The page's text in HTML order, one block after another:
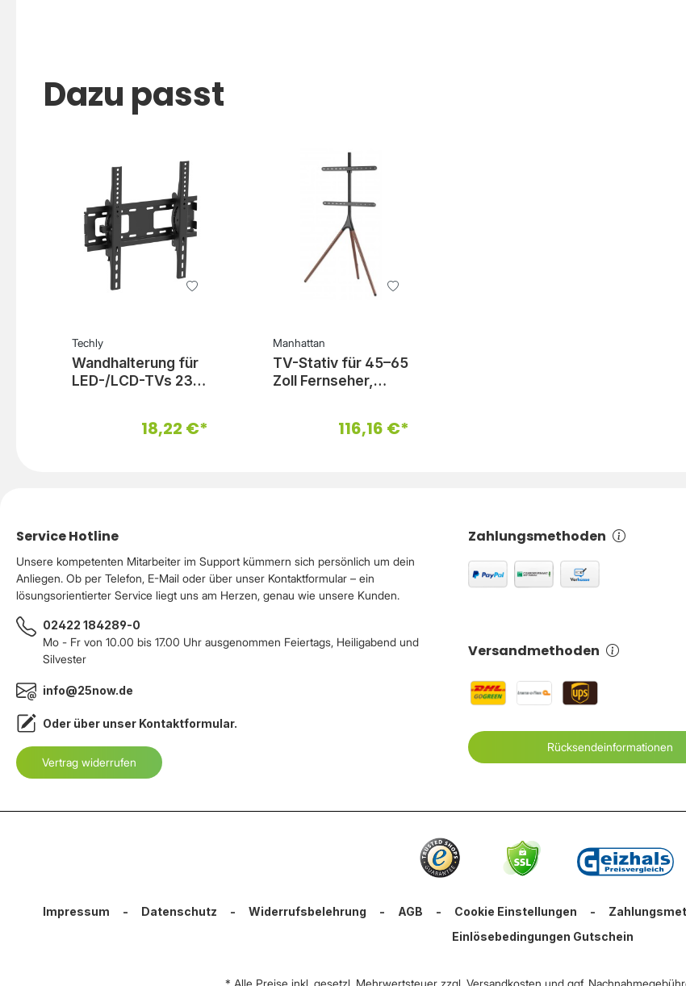
Dazu passt
Techly
Wandhalterung für
LED-/LCD-TVs 23–
18,22 €*
Manhattan
TV-Stativ für 45–65
Zoll Fernseher,
116,16 €*
Service Hotline
Unsere kompetenten Mitarbeiter im Support kümmern sich persönlich um dein
Anliegen. Ob per Telefon, E-Mail oder über unser Kontaktformular – ein
lösungsorientierter Service liegt uns am Herzen, genau wie unsere Kunden.
02422 184289-0
Mo - Fr von 10.00 bis 17.00 Uhr ausgenommen Feiertags, Heiligabend und
Silvester
info@25now.de
Oder über unser Kontaktformular.
Vertrag widerrufen
Zahlungsmethoden
Versandmethoden
Rücksendeinformationen
Impressum - Datenschutz - Widerrufsbelehrung - AGB - Cookie Einstellungen -
Einlösebedingungen Gutschein